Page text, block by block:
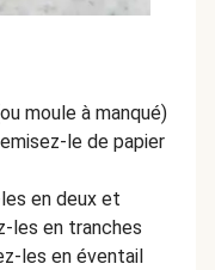
moule à manqué)
le de papier
en deux et
les en tranches
les en éventail